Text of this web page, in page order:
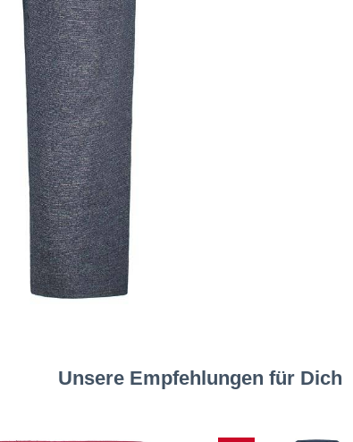
Unsere Empfehlungen für Dich